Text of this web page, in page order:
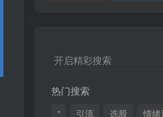
开启精彩搜索
热门搜索
" 引流 选股
情绪
短线交易必须要懂的术语有哪些？股票分
6 全程图解超详细！何为打板以